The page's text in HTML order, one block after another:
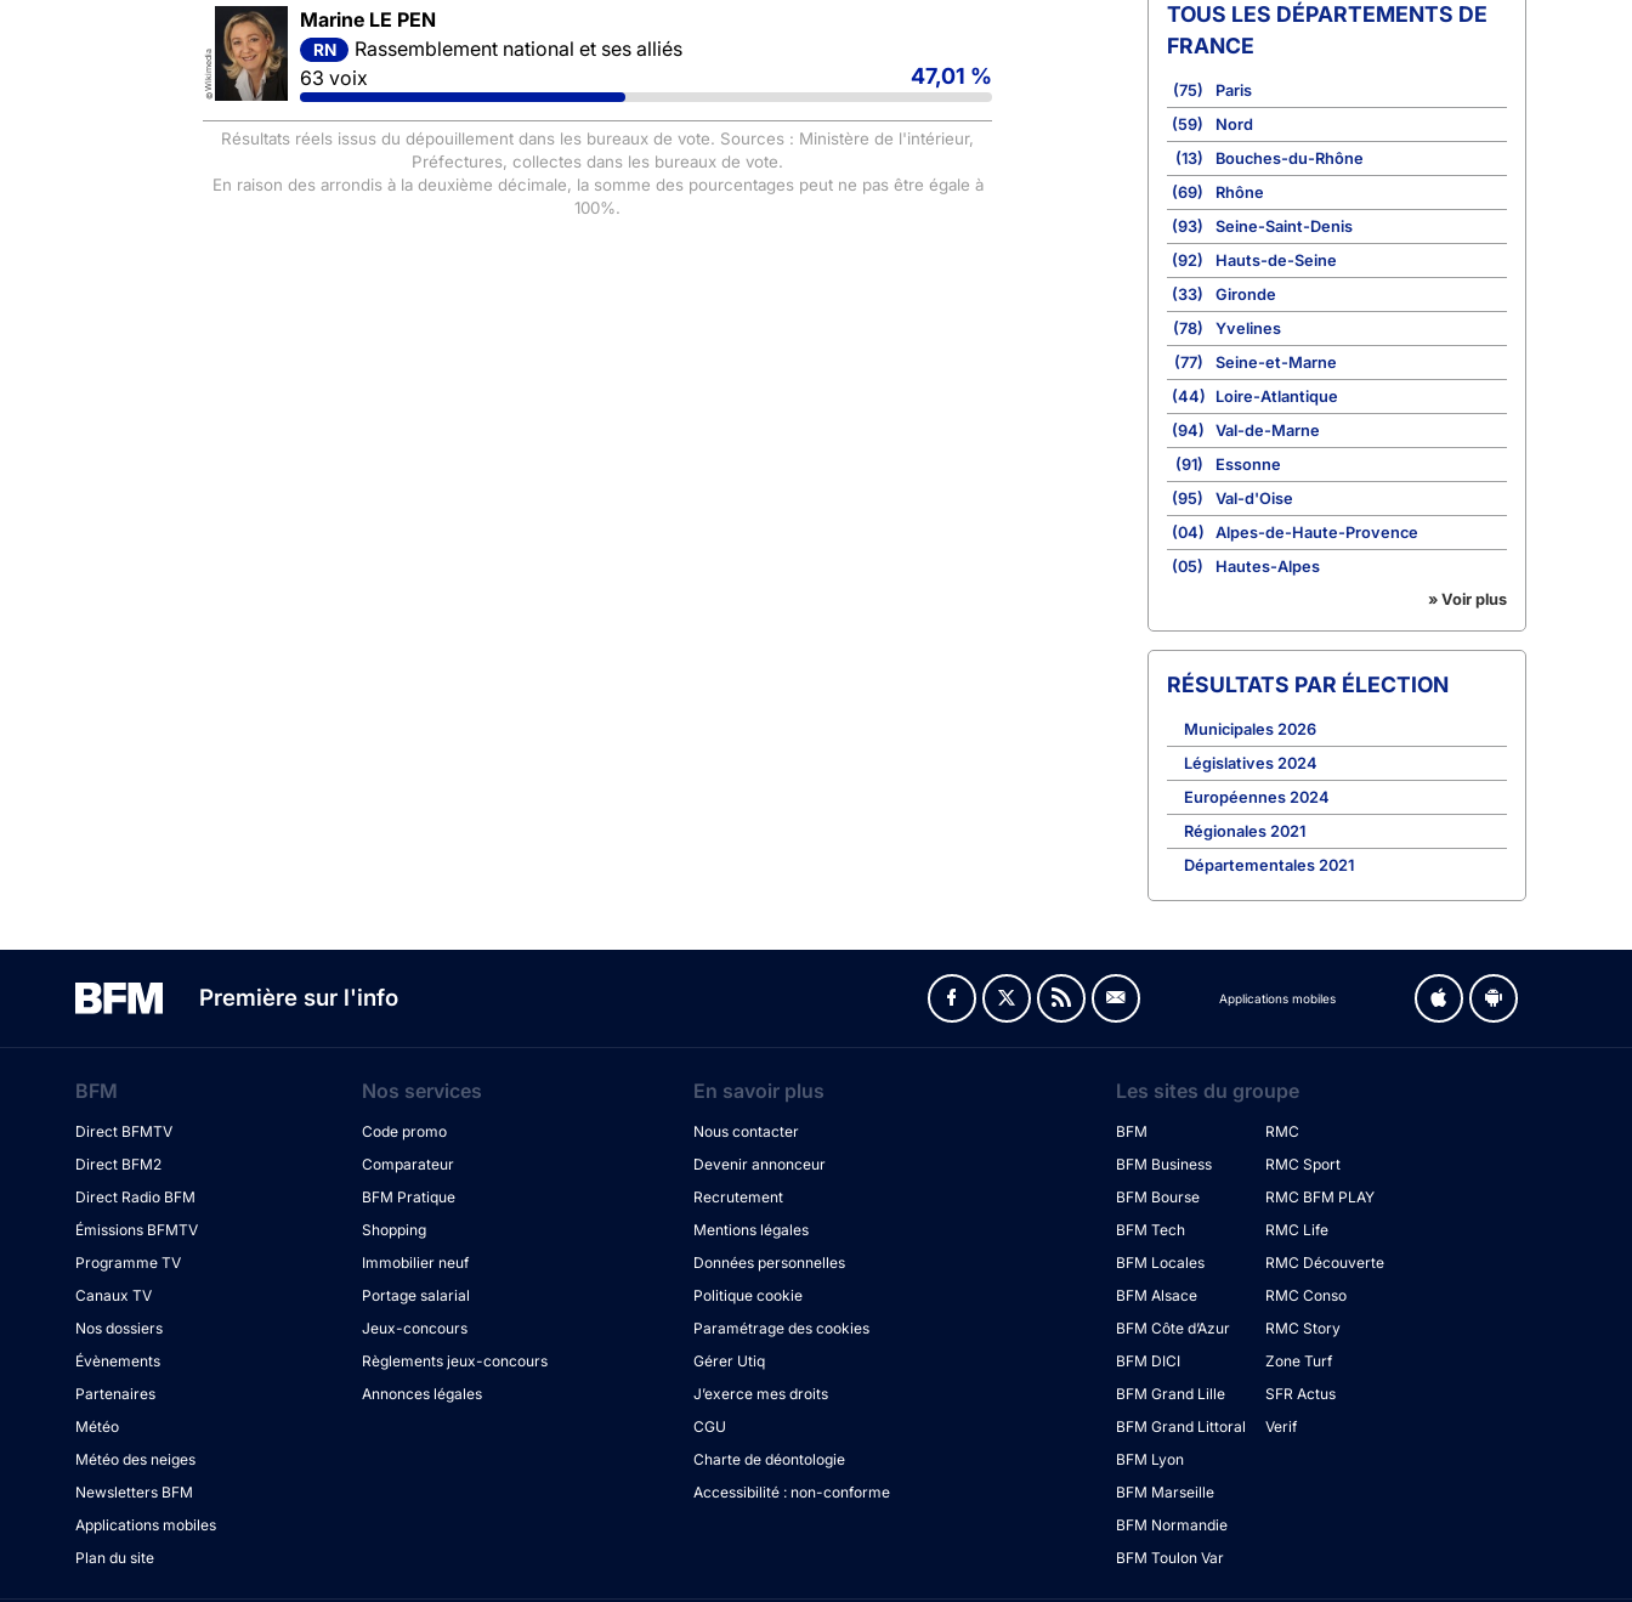
©
Wikimedia
Marine LE PEN
RN
Rassemblement national et ses alliés
63 voix
47,01 %
Résultats réels issus du dépouillement dans les bureaux de vote. Sources : Ministère de l'intérieur,
Préfectures, collectes dans les bureaux de vote.
En raison des arrondis à la deuxième décimale, la somme des pourcentages peut ne pas être égale à
100%.
TOUS LES DÉPARTEMENTS DE
FRANCE
(75)
Paris
(59)
Nord
(13)
Bouches-du-Rhône
(69)
Rhône
(93)
Seine-Saint-Denis
(92)
Hauts-de-Seine
(33)
Gironde
(78)
Yvelines
(77)
Seine-et-Marne
(44)
Loire-Atlantique
(94)
Val-de-Marne
(91)
Essonne
(95)
Val-d'Oise
(04)
Alpes-de-Haute-Provence
(05)
Hautes-Alpes
» Voir plus
RÉSULTATS PAR ÉLECTION
Municipales 2026
Législatives 2024
Européennes 2024
Régionales 2021
Départementales 2021
Première sur l'info Applications mobiles
BFM
Direct BFMTV
Direct BFM2
Direct Radio BFM
Émissions BFMTV
Programme TV
Canaux TV
Nos dossiers
Évènements
Partenaires
Météo
Météo des neiges
Newsletters BFM
Applications mobiles
Plan du site
Nos services
Code promo
Comparateur
BFM Pratique
Shopping
Immobilier neuf
Portage salarial
Jeux-concours
Règlements jeux-concours
Annonces légales
En savoir plus
Nous contacter
Devenir annonceur
Recrutement
Mentions légales
Données personnelles
Politique cookie
Paramétrage des cookies
Gérer Utiq
J’exerce mes droits
CGU
Charte de déontologie
Accessibilité : non-conforme
Les sites du groupe
BFM
BFM Business
BFM Bourse
BFM Tech
BFM Locales
BFM Alsace
BFM Côte d’Azur
BFM DICI
BFM Grand Lille
BFM Grand Littoral
BFM Lyon
BFM Marseille
BFM Normandie
BFM Toulon Var
RMC
RMC Sport
RMC BFM PLAY
RMC Life
RMC Découverte
RMC Conso
RMC Story
Zone Turf
SFR Actus
Verif